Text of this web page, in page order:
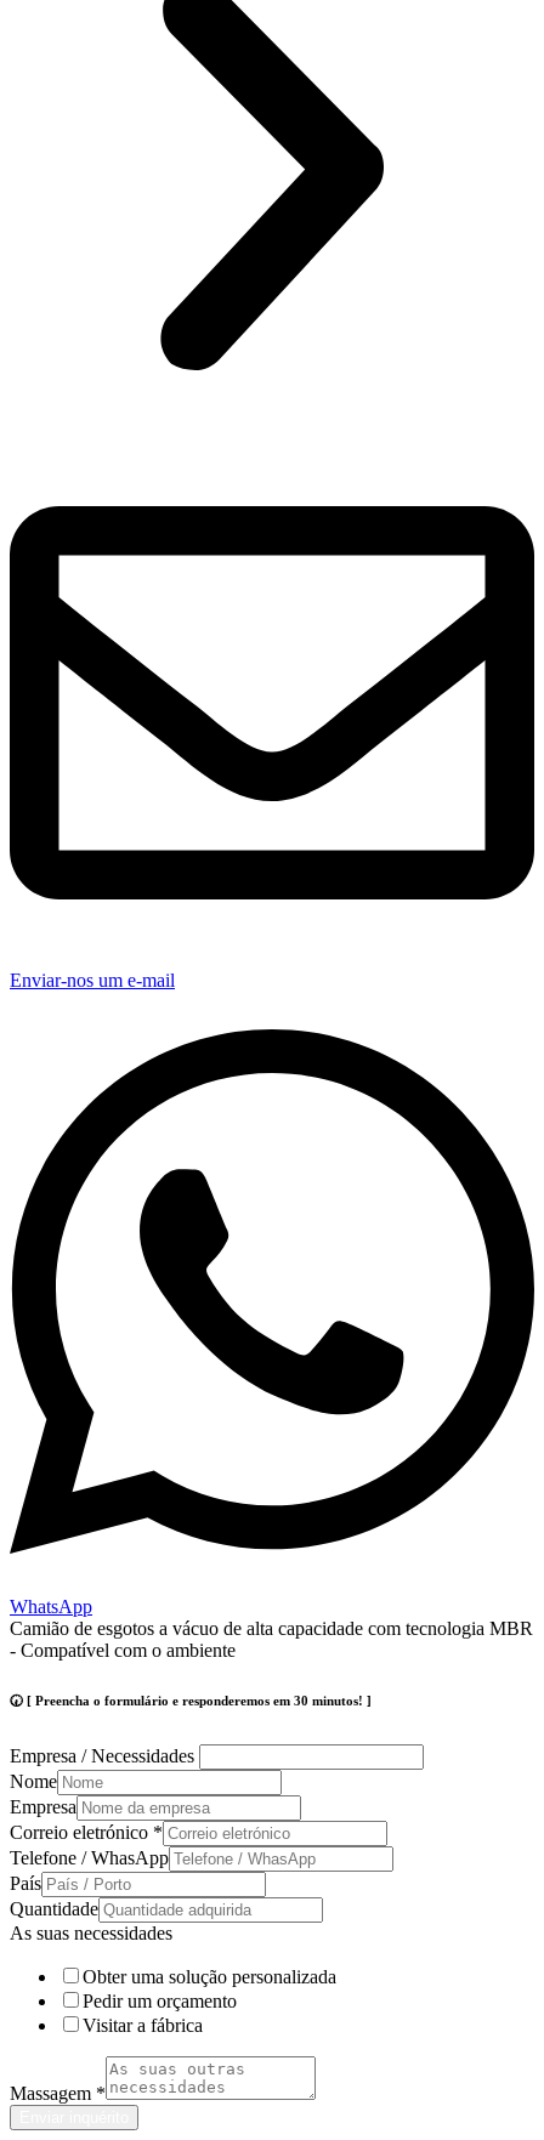
Enviar-nos um e-mail
WhatsApp
Camião de esgotos a vácuo de alta capacidade com tecnologia MBR
- Compatível com o ambiente
🕢 [ Preencha o formulário e responderemos em 30 minutos! ]
Empresa / Necessidades
Nome
Empresa
Correio eletrónico *
Telefone / WhasApp
País
Quantidade
As suas necessidades
Obter uma solução personalizada
Pedir um orçamento
Visitar a fábrica
Massagem *